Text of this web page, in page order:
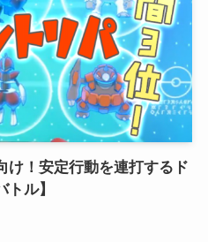
け！安定行動を連打するド
ル】